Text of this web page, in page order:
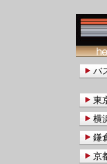
バ
東
横
鎌
京